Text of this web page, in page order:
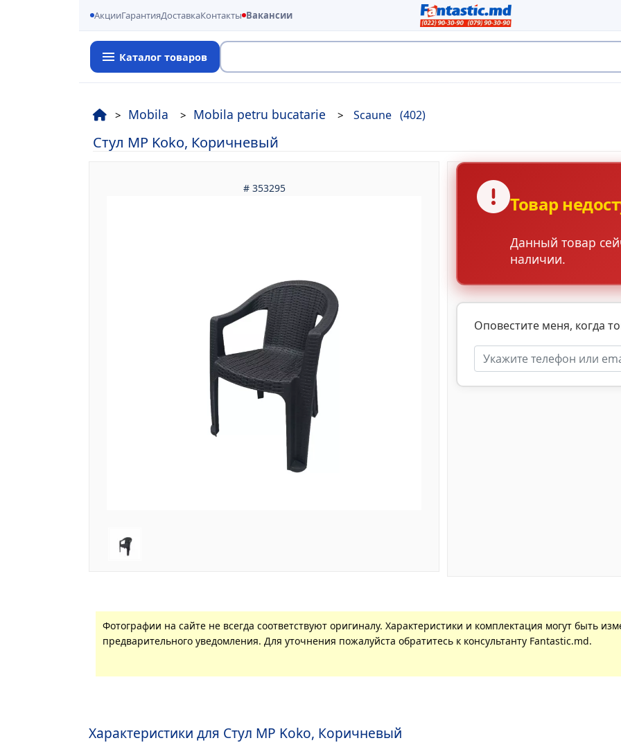
АкцииГарантияДоставкаКонтакты Вакансии
Каталог товаров
Mobila Mobila petru bucatarie Scaune (402)
Стул MP Koko, Коричневый
# 353295
Товар
Данный товар
наличии.
Оповестите меня, когда
Фотографии на сайте не всегда соответствуют оригиналу. Характеристики и комплектация могут быть
предварительного уведомления. Для уточнения пожалуйста обратитесь к консультанту Fantastic.md.
Характеристики для Стул MP Koko, Коричневый